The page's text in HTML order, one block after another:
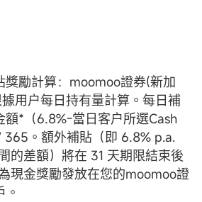
獎勵計算：moomoo證券(新加
用户每日持有量計算。每日補
額*（6.8%-當日客户所選Cash
365。額外補貼（即 6.8% p.a.
的差額）將在 31 天期限結束後
現金獎勵發放在您的moomoo證